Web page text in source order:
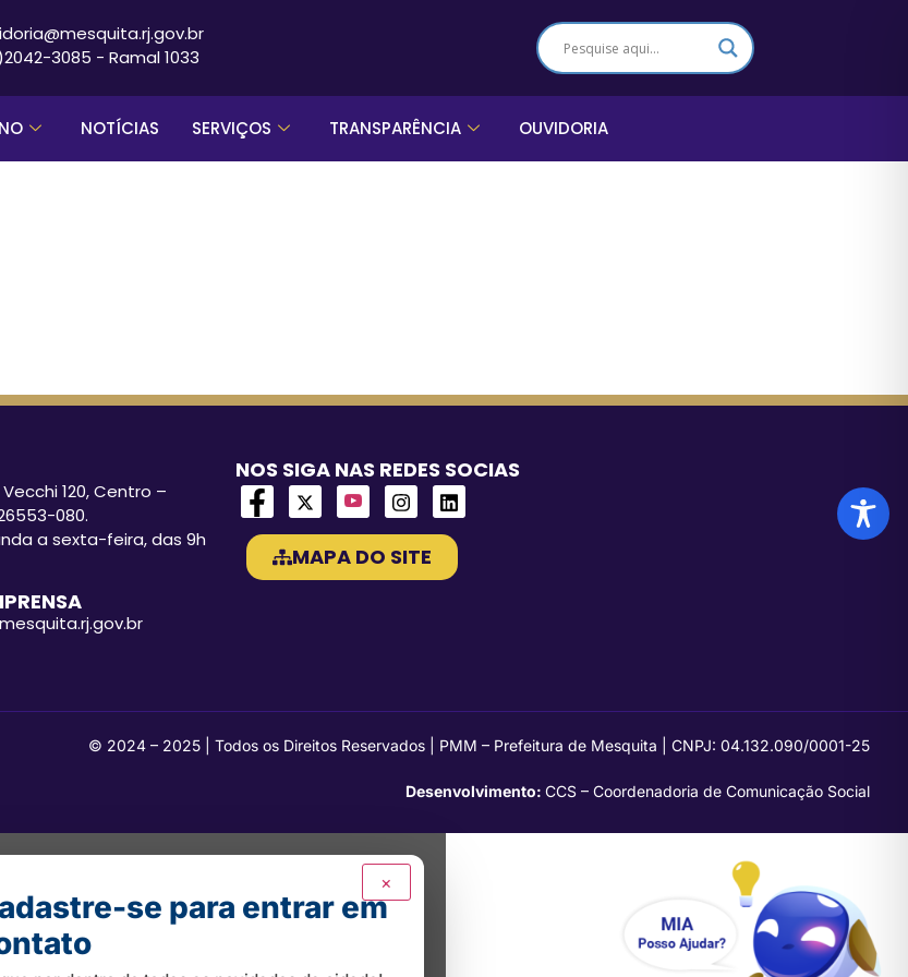
3085 - Ramal 1033
NOTÍCIAS SERVIÇOS TRANSPARÊNCIA OUVIDORIA
120, Centro –
080.
a sexta-feira, das 9h
NOS SIGA NAS REDES SOCIAS
MAPA DO SITE
© 2024 – 2025 | Todos os Direitos Reservados | PMM – Prefeitura de Mesquita | CNPJ: 04.132.090/0001-25
Desenvolvimento:CCS – Coordenadoria de Comunicação Social
×
se para entrar em